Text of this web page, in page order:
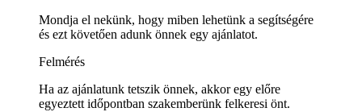
Mondja el nekünk, hogy miben lehetünk a segítségére
és ezt követően adunk önnek egy ajánlatot.
Felmérés
Ha az ajánlatunk tetszik önnek, akkor egy előre
egyeztett időpontban szakemberünk felkeresi önt.